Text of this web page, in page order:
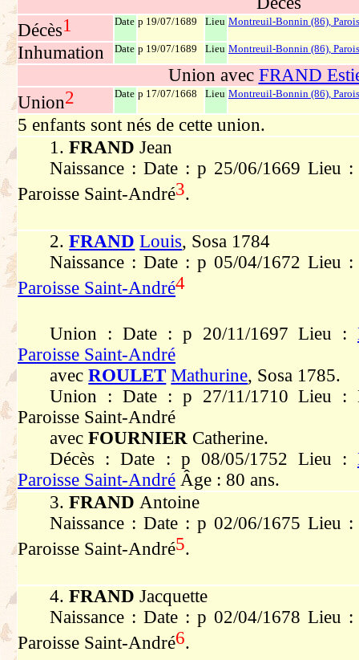
Décès1 Date p 19/07/1689 Lieu Montreuil-Bonnin (86),
Inhumation Date p 19/07/1689 Lieu Montreuil-Bonnin (86),
Union avec FRAND
Union2 Date p 17/07/1668 Lieu Montreuil-Bonnin (86),
5 enfants sont nés de cette union.
1.FRANDJean
Naissance : Date : p 25/06/1669 Lieu
Paroisse Saint-André3.
2.FRAND Louis, Sosa 1784
Naissance : Date : p 05/04/1672 Lieu
Paroisse Saint-André4
Union : Date : p 20/11/1697 Lieu :
Paroisse Saint-André
avecROULET Mathurine, Sosa 1785.
Union : Date : p 27/11/1710 Lieu :
Paroisse Saint-André
avecFOURNIER Catherine.
Décès : Date : p 08/05/1752 Lieu :
Paroisse Saint-André Âge : 80 ans.
3.FRANDAntoine
Naissance : Date : p 02/06/1675 Lieu
Paroisse Saint-André5.
4.FRANDJacquette
Naissance : Date : p 02/04/1678 Lieu
Paroisse Saint-André6.